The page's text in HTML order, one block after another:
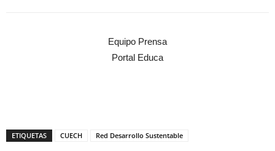
Equipo Prensa
Portal Educa
ETIQUETAS CUECH Red Desarrollo Sustentable